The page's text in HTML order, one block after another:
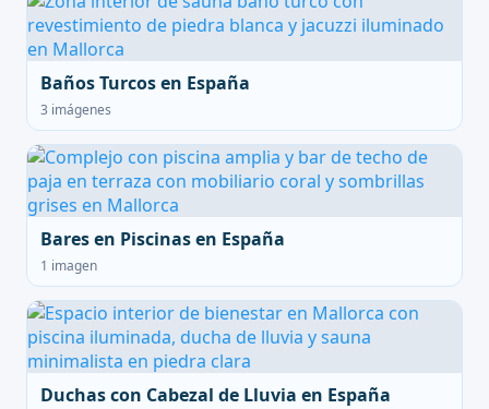
Baños Turcos en España
3 imágenes
Bares en Piscinas en España
1 imagen
Duchas con Cabezal de Lluvia en España